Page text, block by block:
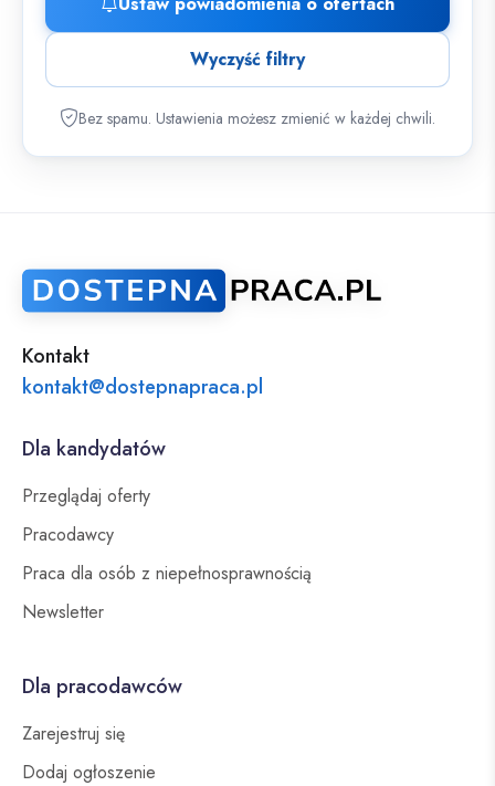
Wyczyść filtry
Bez spamu. Ustawienia możesz zmienić w każdej chwili.
Kontakt
kontakt@dostepnapraca.pl
Dla kandydatów
Przeglądaj oferty
Pracodawcy
Praca dla osób z niepełnosprawnością
Newsletter
Dla pracodawców
Zarejestruj się
Dodaj ogłoszenie